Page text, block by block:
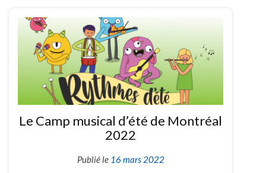
Le Camp musical d’été de Montréal
2022
Publié le 16 mars 2022